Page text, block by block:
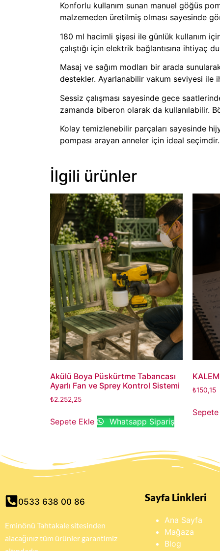
Konforlu kullanım sunan manuel göğüs
malzemeden üretilmiş olması sayesinde
180 ml hacimli şişesi ile günlük kullanım
çalıştığı için elektrik bağlantısına ihtiyaç
Masaj ve sağım modları bir arada
destekler. Ayarlanabilir vakum seviyesi ile
Sessiz çalışması sayesinde gece
zamanda biberon olarak da kullanılabilir.
Kolay temizlenebilir parçaları sayesinde
pompası arayan anneler için ideal seçimdir.
İlgili ürünler
Akülü Boya Püskürtme Tabancası
Ayarlı Fan ve Sprey Kontrol Sistemi
₺2.252,25
Sepete Ekle Whatsapp Sipariş
₺150,15
0533 638 00 86
Eminönü Tahtakale sitesinden
alacağınız tüm ürünler garantimiz
Sayfa Linkleri
Ana Sayfa
Mağaza
Blog